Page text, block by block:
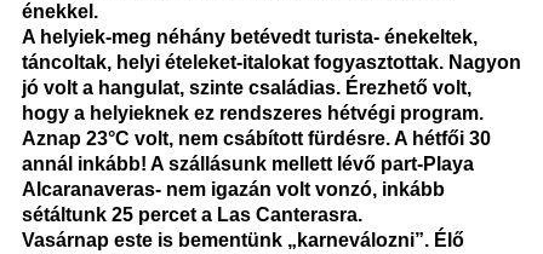
énekkel.
A helyiek-meg néhány betévedt turista- énekeltek,
táncoltak, helyi ételeket-italokat fogyasztottak. Nagyon
jó volt a hangulat, szinte családias. Érezhető volt,
hogy a helyieknek ez rendszeres hétvégi program.
Aznap 23°C volt, nem csábított fürdésre. A hétfői 30
annál inkább! A szállásunk mellett lévő part-Playa
Alcaranaveras- nem igazán volt vonzó, inkább
sétáltunk 25 percet a Las Canterasra.
Vasárnap este is bementünk „karneválozni”. Élő